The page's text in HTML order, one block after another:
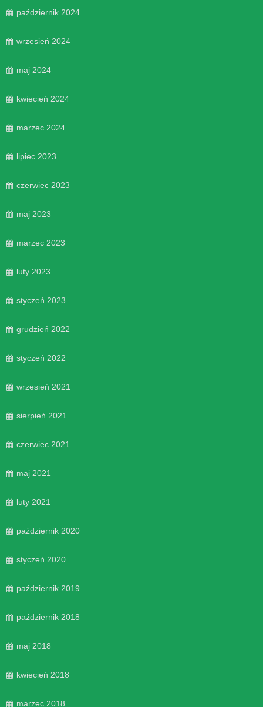
październik 2024
wrzesień 2024
maj 2024
kwiecień 2024
marzec 2024
lipiec 2023
czerwiec 2023
maj 2023
marzec 2023
luty 2023
styczeń 2023
grudzień 2022
styczeń 2022
wrzesień 2021
sierpień 2021
czerwiec 2021
maj 2021
luty 2021
październik 2020
styczeń 2020
październik 2019
październik 2018
maj 2018
kwiecień 2018
marzec 2018